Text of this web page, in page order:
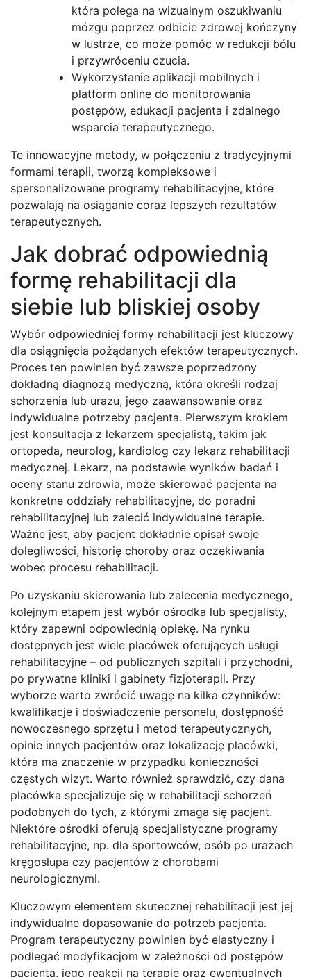
która polega na wizualnym oszukiwaniu
mózgu poprzez odbicie zdrowej kończyny
w lustrze, co może pomóc w redukcji bólu
i przywróceniu czucia.
Wykorzystanie aplikacji mobilnych i
platform online do monitorowania
postępów, edukacji pacjenta i zdalnego
wsparcia terapeutycznego.
Te innowacyjne metody, w połączeniu z tradycyjnymi
formami terapii, tworzą kompleksowe i
spersonalizowane programy rehabilitacyjne, które
pozwalają na osiąganie coraz lepszych rezultatów
terapeutycznych.
Jak dobrać odpowiednią
formę rehabilitacji dla
siebie lub bliskiej osoby
Wybór odpowiedniej formy rehabilitacji jest kluczowy
dla osiągnięcia pożądanych efektów terapeutycznych.
Proces ten powinien być zawsze poprzedzony
dokładną diagnozą medyczną, która określi rodzaj
schorzenia lub urazu, jego zaawansowanie oraz
indywidualne potrzeby pacjenta. Pierwszym krokiem
jest konsultacja z lekarzem specjalistą, takim jak
ortopeda, neurolog, kardiolog czy lekarz rehabilitacji
medycznej. Lekarz, na podstawie wyników badań i
oceny stanu zdrowia, może skierować pacjenta na
konkretne oddziały rehabilitacyjne, do poradni
rehabilitacyjnej lub zalecić indywidualne terapie.
Ważne jest, aby pacjent dokładnie opisał swoje
dolegliwości, historię choroby oraz oczekiwania
wobec procesu rehabilitacji.
Po uzyskaniu skierowania lub zalecenia medycznego,
kolejnym etapem jest wybór ośrodka lub specjalisty,
który zapewni odpowiednią opiekę. Na rynku
dostępnych jest wiele placówek oferujących usługi
rehabilitacyjne – od publicznych szpitali i przychodni,
po prywatne kliniki i gabinety fizjoterapii. Przy
wyborze warto zwrócić uwagę na kilka czynników:
kwalifikacje i doświadczenie personelu, dostępność
nowoczesnego sprzętu i metod terapeutycznych,
opinie innych pacjentów oraz lokalizację placówki,
która ma znaczenie w przypadku konieczności
częstych wizyt. Warto również sprawdzić, czy dana
placówka specjalizuje się w rehabilitacji schorzeń
podobnych do tych, z którymi zmaga się pacjent.
Niektóre ośrodki oferują specjalistyczne programy
rehabilitacyjne, np. dla sportowców, osób po urazach
kręgosłupa czy pacjentów z chorobami
neurologicznymi.
Kluczowym elementem skutecznej rehabilitacji jest jej
indywidualne dopasowanie do potrzeb pacjenta.
Program terapeutyczny powinien być elastyczny i
podlegać modyfikacjom w zależności od postępów
pacjenta, jego reakcji na terapię oraz ewentualnych